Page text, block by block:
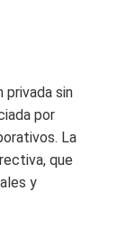
privada sin
por
La
que
y